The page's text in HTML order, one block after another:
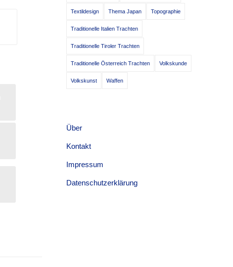
Textildesign Thema Japan Topographie
Traditionelle Italien Trachten
Traditionelle Tiroler Trachten
Traditionelle Österreich Trachten Volkskunde
Volkskunst Waffen
Über
Kontakt
Impressum
Datenschutzerklärung